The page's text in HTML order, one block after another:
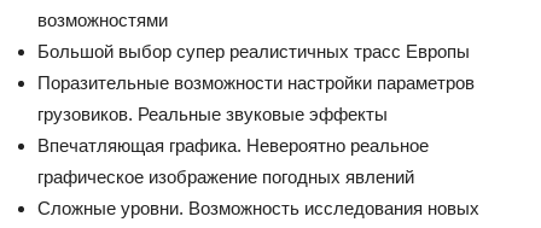
возможностями
Большой выбор супер реалистичных трасс Европы
Поразительные возможности настройки параметров
грузовиков. Реальные звуковые эффекты
Впечатляющая графика. Невероятно реальное
графическое изображение погодных явлений
Сложные уровни. Возможность исследования новых